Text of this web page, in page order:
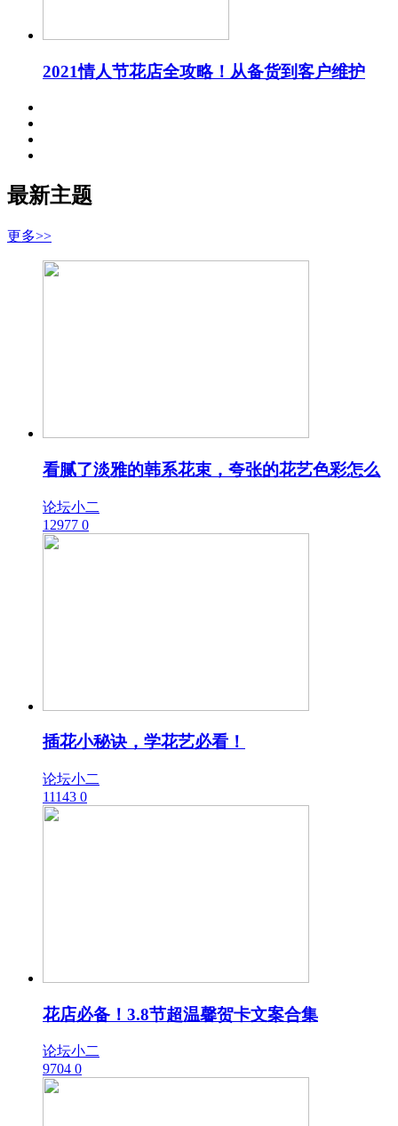
2021情人节花店全攻略！从备货到客户维护
最新主题
更多>>
看腻了淡雅的韩系花束，夸张的花艺色彩怎么
论坛小二
12977 0
插花小秘诀，学花艺必看！
论坛小二
11143 0
花店必备！3.8节超温馨贺卡文案合集
论坛小二
9704 0